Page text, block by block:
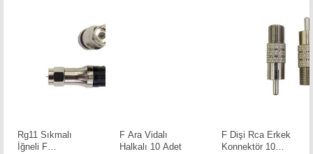
Rg11 Sıkmalı
İğneli F
F Ara Vidalı
Halkalı 10 Adet
F Dişi Rca Erkek
Konnektör 10